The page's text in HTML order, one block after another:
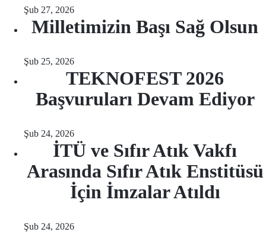
Şub 27, 2026
Milletimizin Başı Sağ Olsun
Şub 25, 2026
TEKNOFEST 2026
Başvuruları Devam Ediyor
Şub 24, 2026
İTÜ ve Sıfır Atık Vakfı
Arasında Sıfır Atık Enstitüsü
İçin İmzalar Atıldı
Şub 24, 2026